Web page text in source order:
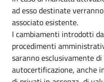
ad esso destinate
associato esistente.
I cambiamenti introdotti
procedimenti
saranno esclusivamente
autocertificazione, anche